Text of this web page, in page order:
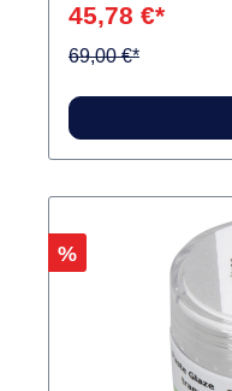
45,78 €*
69,00 €*
Rabatt
%